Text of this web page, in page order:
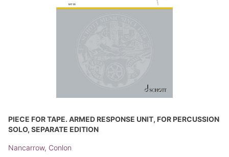
PIECE FOR TAPE. ARMED RESPONSE UNIT, FOR PERCUSSION
SOLO, SEPARATE EDITION
Nancarrow, Conlon